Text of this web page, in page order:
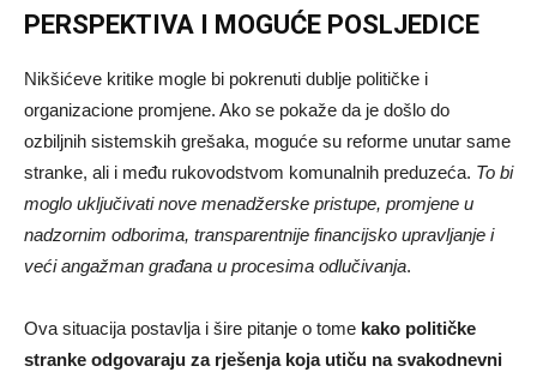
PERSPEKTIVA I MOGUĆE POSLJEDICE
Nikšićeve kritike mogle bi pokrenuti dublje političke i
organizacione promjene. Ako se pokaže da je došlo do
ozbiljnih sistemskih grešaka, moguće su reforme unutar same
stranke, ali i među rukovodstvom komunalnih preduzeća. To bi
moglo uključivati nove menadžerske pristupe, promjene u
nadzornim odborima, transparentnije financijsko upravljanje i
veći angažman građana u procesima odlučivanja.
Ova situacija postavlja i šire pitanje o tome kako političke
stranke odgovaraju za rješenja koja utiču na svakodnevni